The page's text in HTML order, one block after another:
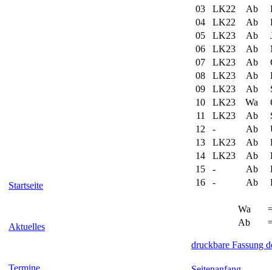
Startseite
Aktuelles
Termine
03
LK22 Ab
04
LK22 Ab
05
LK23 Ab
06
LK23 Ab
07
LK23 Ab
08
LK23 Ab
09
LK23 Ab
10
LK23 Wa
11
LK23 Ab
12
- Ab
13
LK23 Ab
14
LK23 Ab
15
- Ab
16
- Ab
Wa
Ab
druckbare Fassung